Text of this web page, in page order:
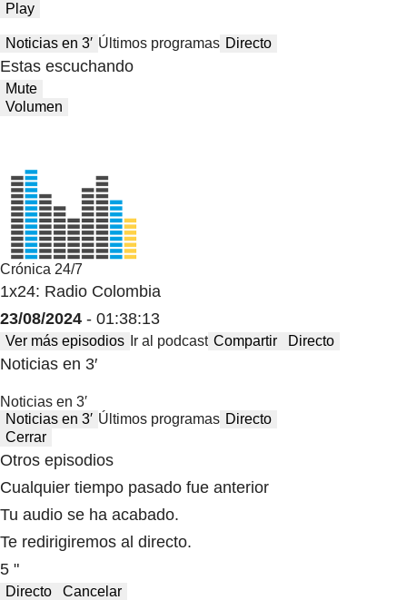
Play
Noticias en 3′ Últimos programas Directo
Estas escuchando
Mute
Volumen
Crónica 24/7
1x24: Radio Colombia
23/08/2024 - 01:38:13
Ver más episodios Ir al podcast Compartir Directo
Noticias en 3′
Noticias en 3′
Noticias en 3′ Últimos programas Directo
Cerrar
Otros episodios
Cualquier tiempo pasado fue anterior
Tu audio se ha acabado.
Te redirigiremos al directo.
5 "
Directo Cancelar